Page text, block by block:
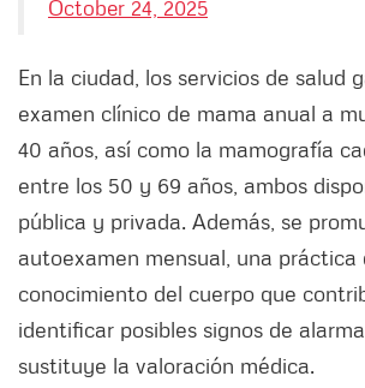
October 24, 2025
En la ciudad, los servicios de salud
examen clínico de mama anual a
40 años, así como la mamografía
entre los 50 y 69 años, ambos
pública y privada. Además, se
autoexamen mensual, una práctica
conocimiento del cuerpo que
identificar posibles signos de
sustituye la valoración médica.